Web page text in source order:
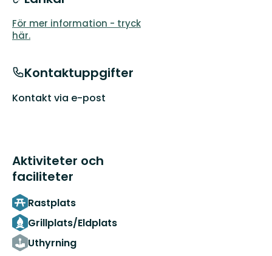
För mer information - tryck
här.
Kontaktuppgifter
Kontakt via e-post
Aktiviteter och
faciliteter
Rastplats
Grillplats/Eldplats
Uthyrning